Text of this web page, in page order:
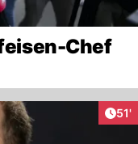
Chef
51'